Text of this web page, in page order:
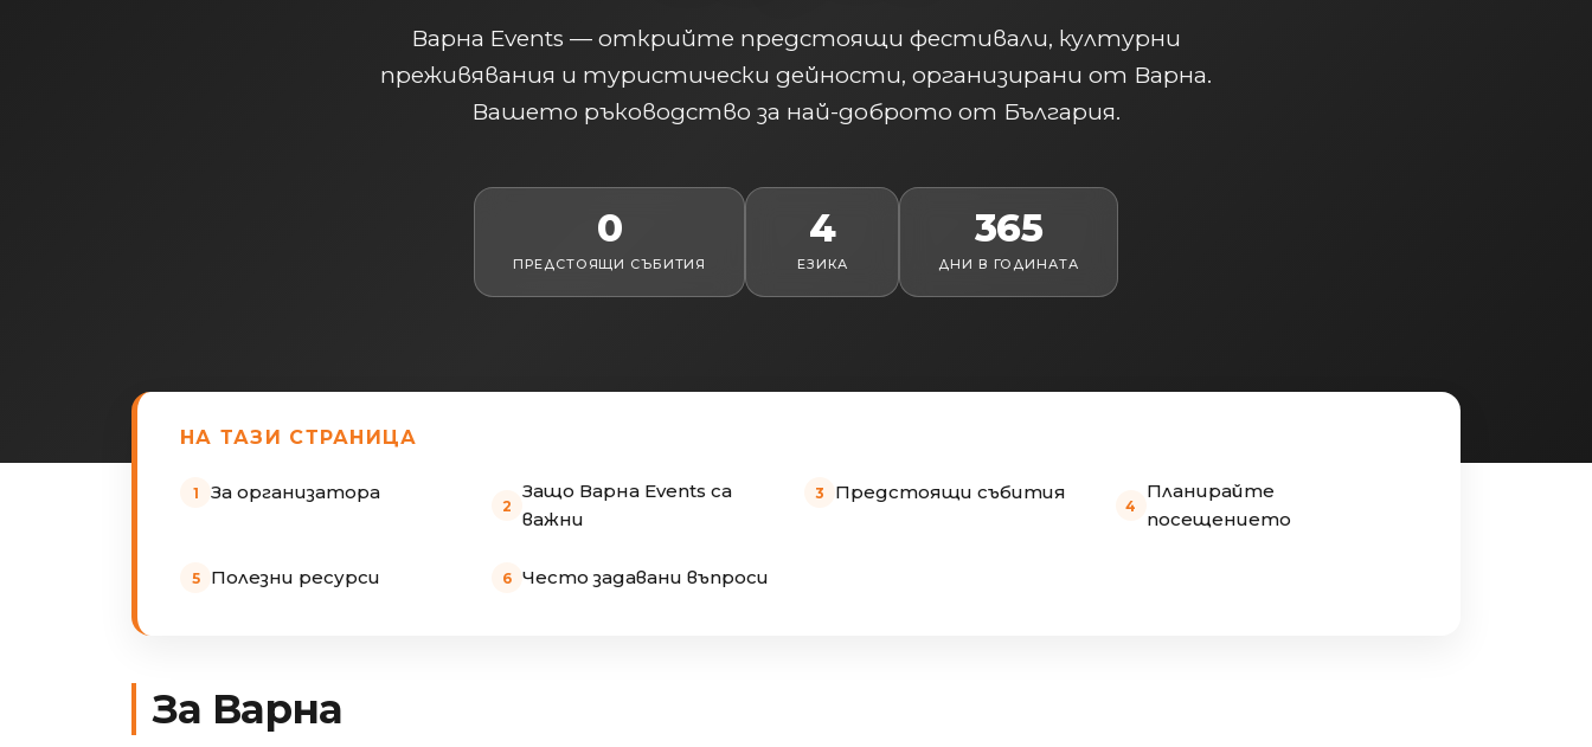
Варна Events — открийте предстоящи фестивали, културни
преживявания и туристически дейности, организирани от Варна.
Вашето ръководство за най-доброто от България.
0
ПРЕДСТОЯЩИ СЪБИТИЯ
4
ЕЗИКА
365
ДНИ В ГОДИНАТА
НА ТАЗИ СТРАНИЦА
За организатора
Защо Варна Events са
важни
Предстоящи събития
Планирайте
посещението
Полезни ресурси Често задавани въпроси
За Варна